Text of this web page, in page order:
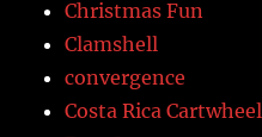
Christmas Fun
Clamshell
convergence
Costa Rica Cartwheel